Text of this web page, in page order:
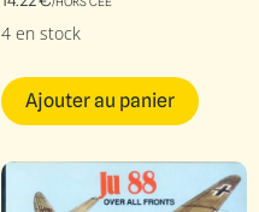
4 en stock
Ajouter au panier